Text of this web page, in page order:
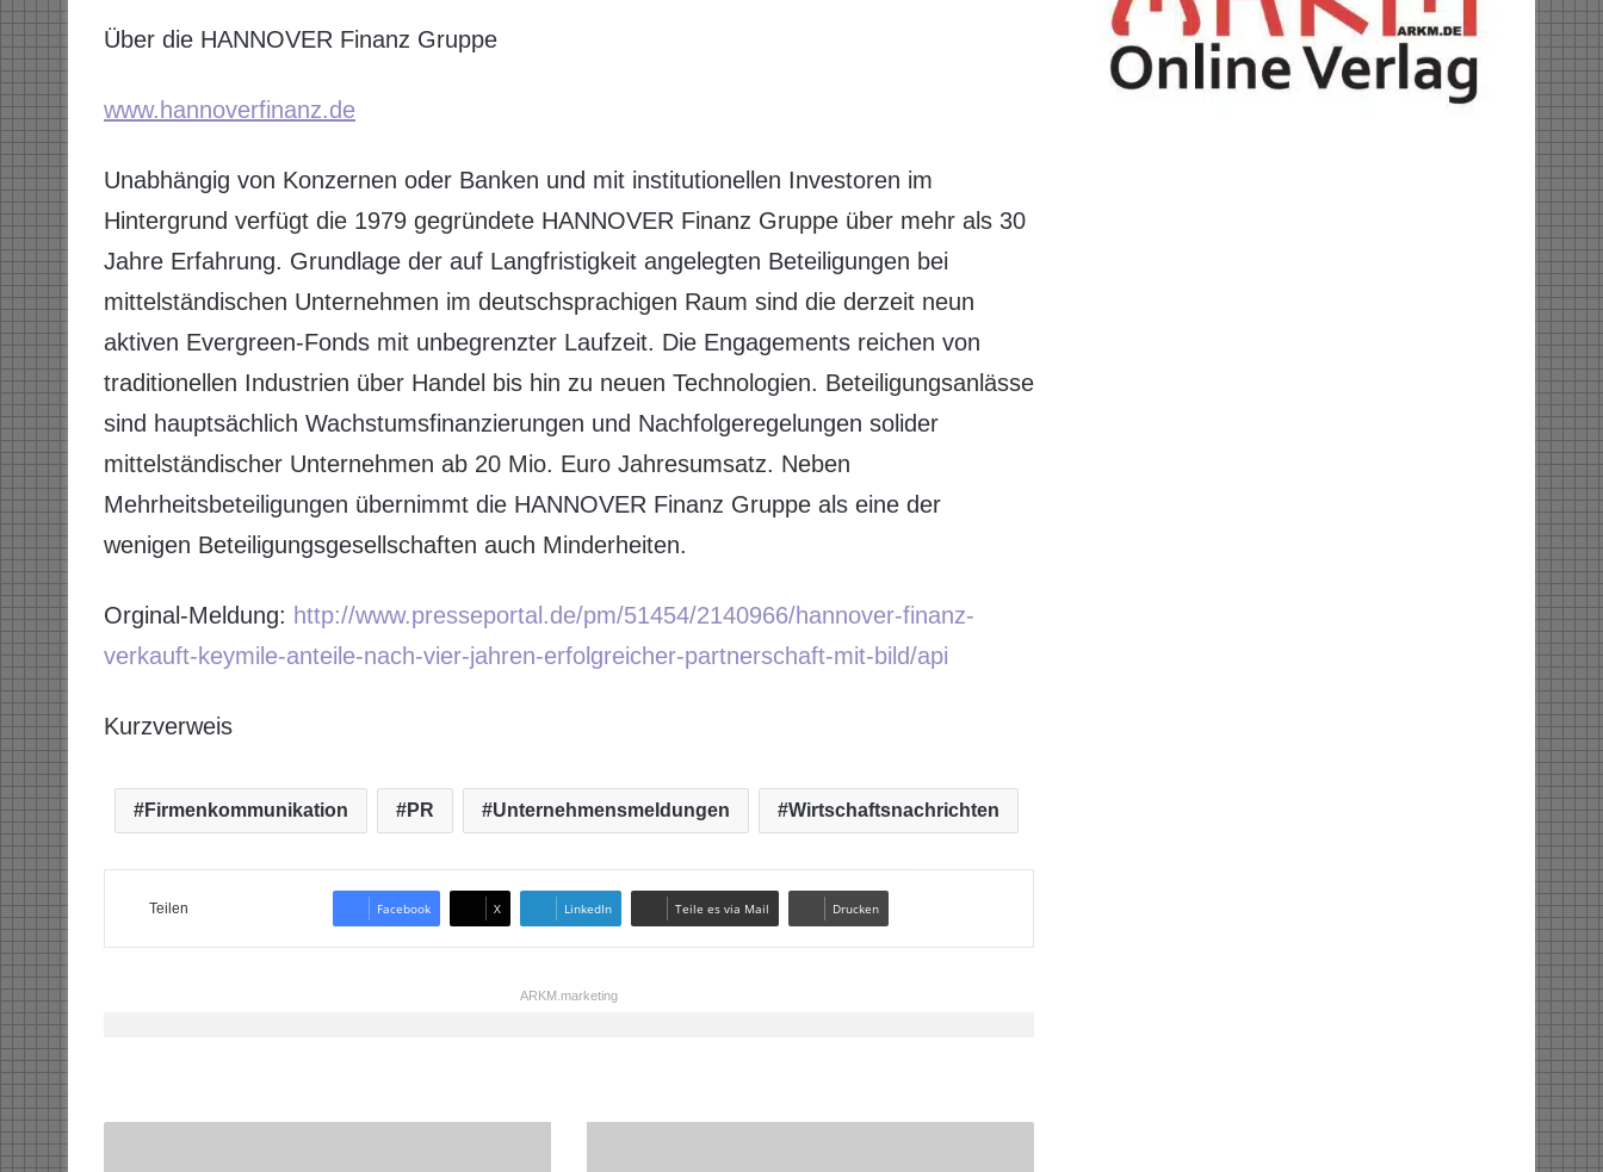
Über die HANNOVER Finanz Gruppe
www.hannoverfinanz.de
Unabhängig von Konzernen oder Banken und mit institutionellen Investoren im
Hintergrund verfügt die 1979 gegründete HANNOVER Finanz Gruppe über mehr als 30
Jahre Erfahrung. Grundlage der auf Langfristigkeit angelegten Beteiligungen bei
mittelständischen Unternehmen im deutschsprachigen Raum sind die derzeit neun
aktiven Evergreen-Fonds mit unbegrenzter Laufzeit. Die Engagements reichen von
traditionellen Industrien über Handel bis hin zu neuen Technologien. Beteiligungsanlässe
sind hauptsächlich Wachstumsfinanzierungen und Nachfolgeregelungen solider
mittelständischer Unternehmen ab 20 Mio. Euro Jahresumsatz. Neben
Mehrheitsbeteiligungen übernimmt die HANNOVER Finanz Gruppe als eine der
wenigen Beteiligungsgesellschaften auch Minderheiten.
Orginal-Meldung: http://www.presseportal.de/pm/51454/2140966/hannover-finanz-
verkauft-keymile-anteile-nach-vier-jahren-erfolgreicher-partnerschaft-mit-bild/api
Kurzverweis
Firmenkommunikation PR Unternehmensmeldungen Wirtschaftsnachrichten
Teilen Facebook X LinkedIn Teile es via Mail Drucken
ARKM.marketing